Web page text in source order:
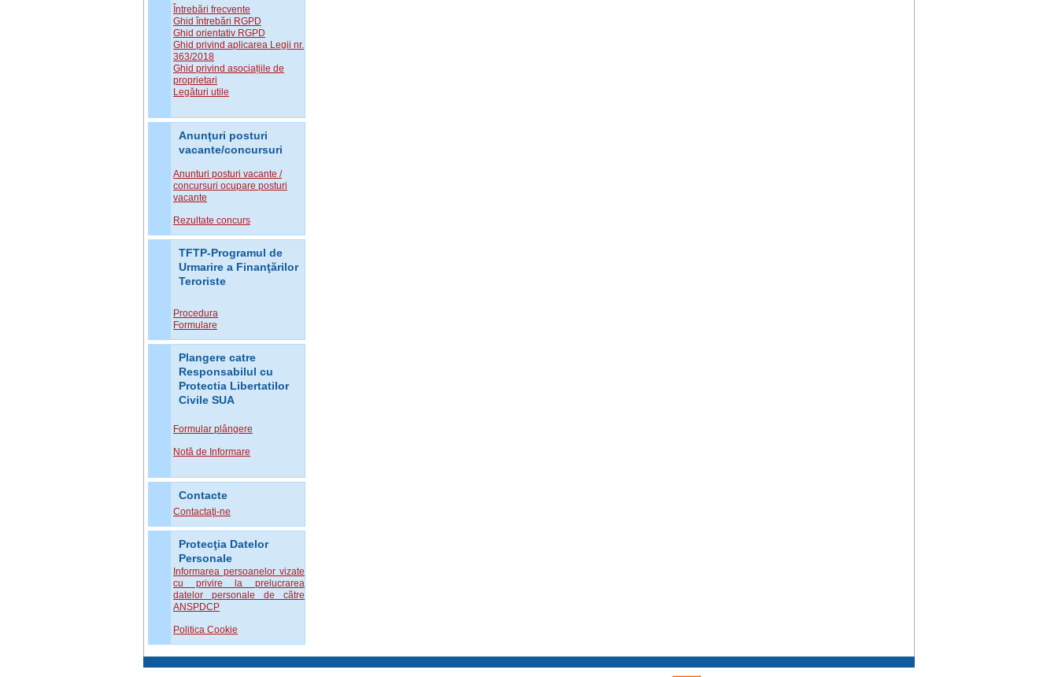
Întrebări frecvente
Ghid întrebări RGPD
Ghid orientativ RGPD
Ghid privind aplicarea Legii nr.
363/2018
Ghid privind asociațiile de
proprietari
Legături utile
Anunţuri posturi
vacante/concursuri
Anunturi posturi vacante /
concursuri ocupare posturi
vacante
Rezultate concurs
TFTP-Programul de
Urmarire a Finanţărilor
Teroriste
Procedura
Formulare
Plangere catre
Responsabilul cu
Protectia Libertatilor
Civile SUA
Formular plângere
Notă de Informare
Contacte
Contactaţi-ne
Protecţia Datelor
Personale
Informarea persoanelor vizate
cu privire la prelucrarea
datelor personale de către
ANSPDCP
Politica Cookie